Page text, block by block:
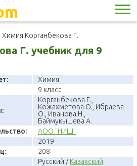
Химия Корганбекова Г.
Г. учебник для 9
Химия
9 класс
Корганбекова Г.,
Кожахметова О., Ибраева
О., Иванова Н.,
Баймукышева А.
АОО "НИШ"
2019
208
Русский / Казахский